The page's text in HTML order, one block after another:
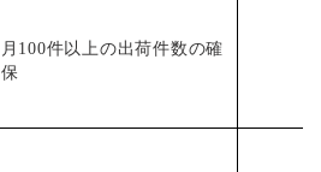
月100件以上の出荷件数の確
保